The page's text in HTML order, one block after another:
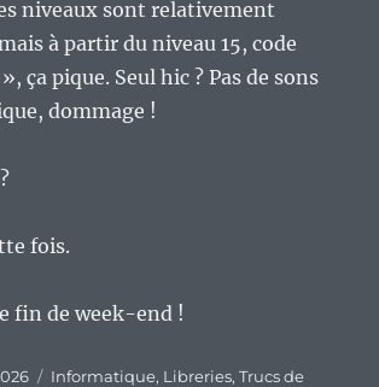
niveaux sont relativement
à partir du niveau 15, code
ça pique. Seul hic ? Pas de sons
dommage !
fois.
fin de week-end !
Catégories
Informatique, Libreries,Trucs de